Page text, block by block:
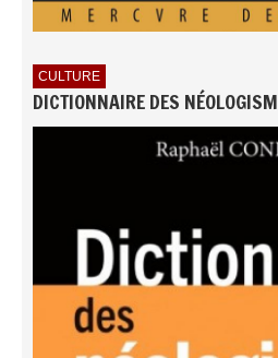
CULTURE
DICTIONNAIRE DES